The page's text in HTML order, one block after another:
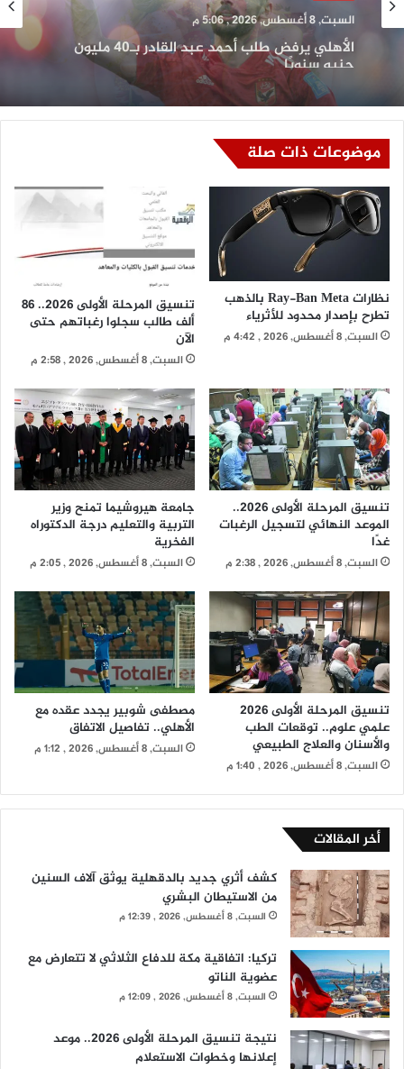
السبت, 8 أغسطس, 2026 , 5:03 م
دراسة تقارن فقدان الوزن بين النظام النباتي وحقن
سيماجلوتيد
موضوعات ذات صلة
نظارات Ray-Ban Meta بالذهب
تطرح بإصدار محدود للأثرياء
السبت, 8 أغسطس, 2026 , 4:42 م
تنسيق المرحلة الأولى 2026.. 86
ألف طالب سجلوا رغباتهم حتى
الآن
السبت, 8 أغسطس, 2026 , 2:58 م
تنسيق المرحلة الأولى 2026..
الموعد النهائي لتسجيل الرغبات
غدًا
السبت, 8 أغسطس, 2026 , 2:38 م
جامعة هيروشيما تمنح وزير
التربية والتعليم درجة الدكتوراه
الفخرية
السبت, 8 أغسطس, 2026 , 2:05 م
تنسيق المرحلة الأولى 2026
علمي علوم.. توقعات الطب
والأسنان والعلاج الطبيعي
السبت, 8 أغسطس, 2026 , 1:40 م
مصطفى شوبير يجدد عقده مع
الأهلي.. تفاصيل الاتفاق
السبت, 8 أغسطس, 2026 , 1:12 م
أخر المقالات
كشف أثري جديد بالدقهلية يوثق آلاف السنين
من الاستيطان البشري
السبت, 8 أغسطس, 2026 , 12:39 م
تركيا: اتفاقية مكة للدفاع الثلاثي لا تتعارض مع
عضوية الناتو
السبت, 8 أغسطس, 2026 , 12:09 م
نتيجة تنسيق المرحلة الأولى 2026.. موعد
إعلانها وخطوات الاستعلام